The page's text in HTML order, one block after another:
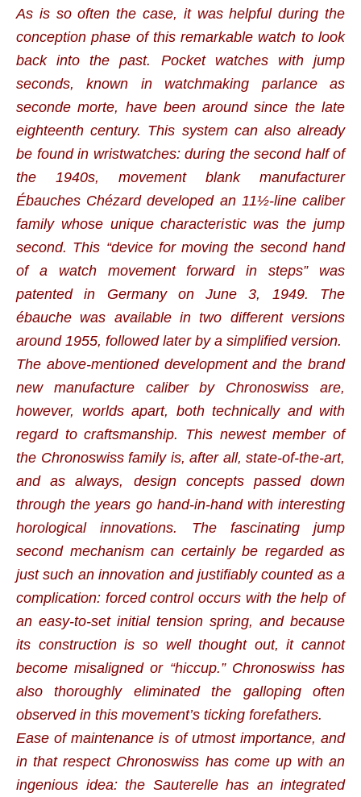
As is so often the case, it was helpful during the
conception phase of this remarkable watch to look
back into the past. Pocket watches with jump
seconds, known in watchmaking parlance as
seconde morte, have been around since the late
eighteenth century. This system can also already
be found in wristwatches: during the second half of
the 1940s, movement blank manufacturer
Ébauches Chézard developed an 11½-line caliber
family whose unique characteristic was the jump
second. This “device for moving the second hand
of a watch movement forward in steps” was
patented in Germany on June 3, 1949. The
ébauche was available in two different versions
around 1955, followed later by a simplified version.
The above-mentioned development and the brand
new manufacture caliber by Chronoswiss are,
however, worlds apart, both technically and with
regard to craftsmanship. This newest member of
the Chronoswiss family is, after all, state-of-the-art,
and as always, design concepts passed down
through the years go hand-in-hand with interesting
horological innovations. The fascinating jump
second mechanism can certainly be regarded as
just such an innovation and justifiably counted as a
complication: forced control occurs with the help of
an easy-to-set initial tension spring, and because
its construction is so well thought out, it cannot
become misaligned or “hiccup.” Chronoswiss has
also thoroughly eliminated the galloping often
observed in this movement’s ticking forefathers.
Ease of maintenance is of utmost importance, and
in that respect Chronoswiss has come up with an
ingenious idea: the Sauterelle has an integrated